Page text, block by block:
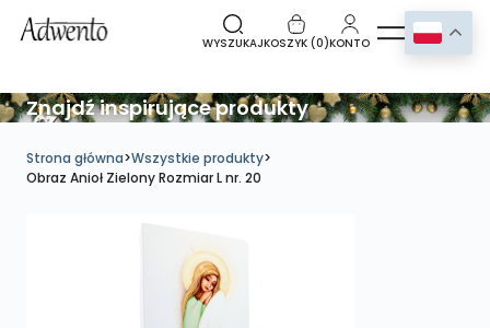
WYSZUKAJKOSZYK (0)KONTO
Znajdź inspirujące produkty
Strona główna>Wszystkie produkty>
Obraz Anioł Zielony Rozmiar L nr. 20